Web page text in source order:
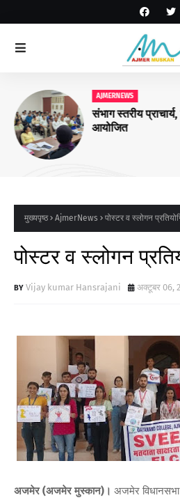
AJMERNEWS
संभाग स्तरीय
आयोजित
मुख्यपृष्ठ AjmerNews पोस्टर व स्लोगन
पोस्टर व स्लोगन
Vijay kumar Hansrajani अक्टूबर 06,
अजमेर (अजमेर मुस्कान)। अजमेर विधानसभा